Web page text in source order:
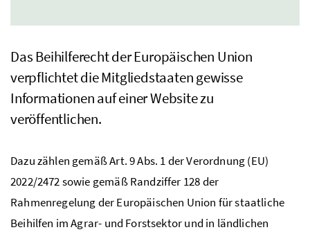
Das Beihilferecht der Europäischen Union
verpflichtet die Mitgliedstaaten gewisse
Informationen auf einer Website zu
veröffentlichen.
Dazu zählen gemäßArt.9Abs. 1 der Verordnung (EU)
2022/2472 sowie gemäß Randziffer 128 der
Rahmenregelung der Europäischen Union für staatliche
Beihilfen im Agrar- und Forstsektor und in ländlichen